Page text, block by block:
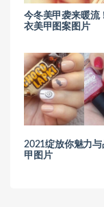
今冬美甲袭来暖流
衣美甲图案图片
2021绽放你魅力与
甲图片